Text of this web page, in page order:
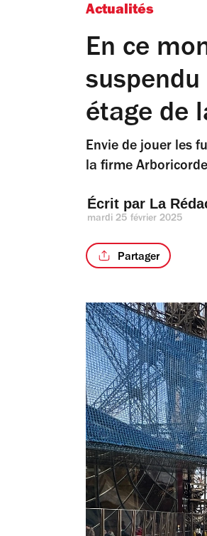
Actualités
En ce
étage de
Envie de jouer les
la firme
Écrit par La
mardi 25 février 2025
Partager